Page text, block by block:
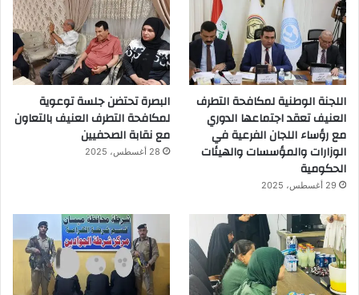
اللجنة الوطنية لمكافحة التطرف
العنيف تعقد اجتماعها الدوري
مع رؤساء اللجان الفرعية في
الوزارات والمؤسسات والهيئات
الحكومية
29 أغسطس، 2025
البصرة تحتضن جلسة توعوية
لمكافحة التطرف العنيف بالتعاون
مع نقابة الصحفيين
28 أغسطس، 2025